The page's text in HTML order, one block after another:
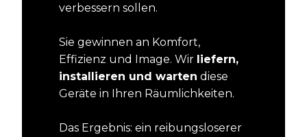
verbessern sollen.
Sie gewinnen an Komfort,
Effizienz und Image. Wir liefern,
installieren und warten diese
Geräte in Ihren Räumlichkeiten.
Das Ergebnis: ein reibungsloserer